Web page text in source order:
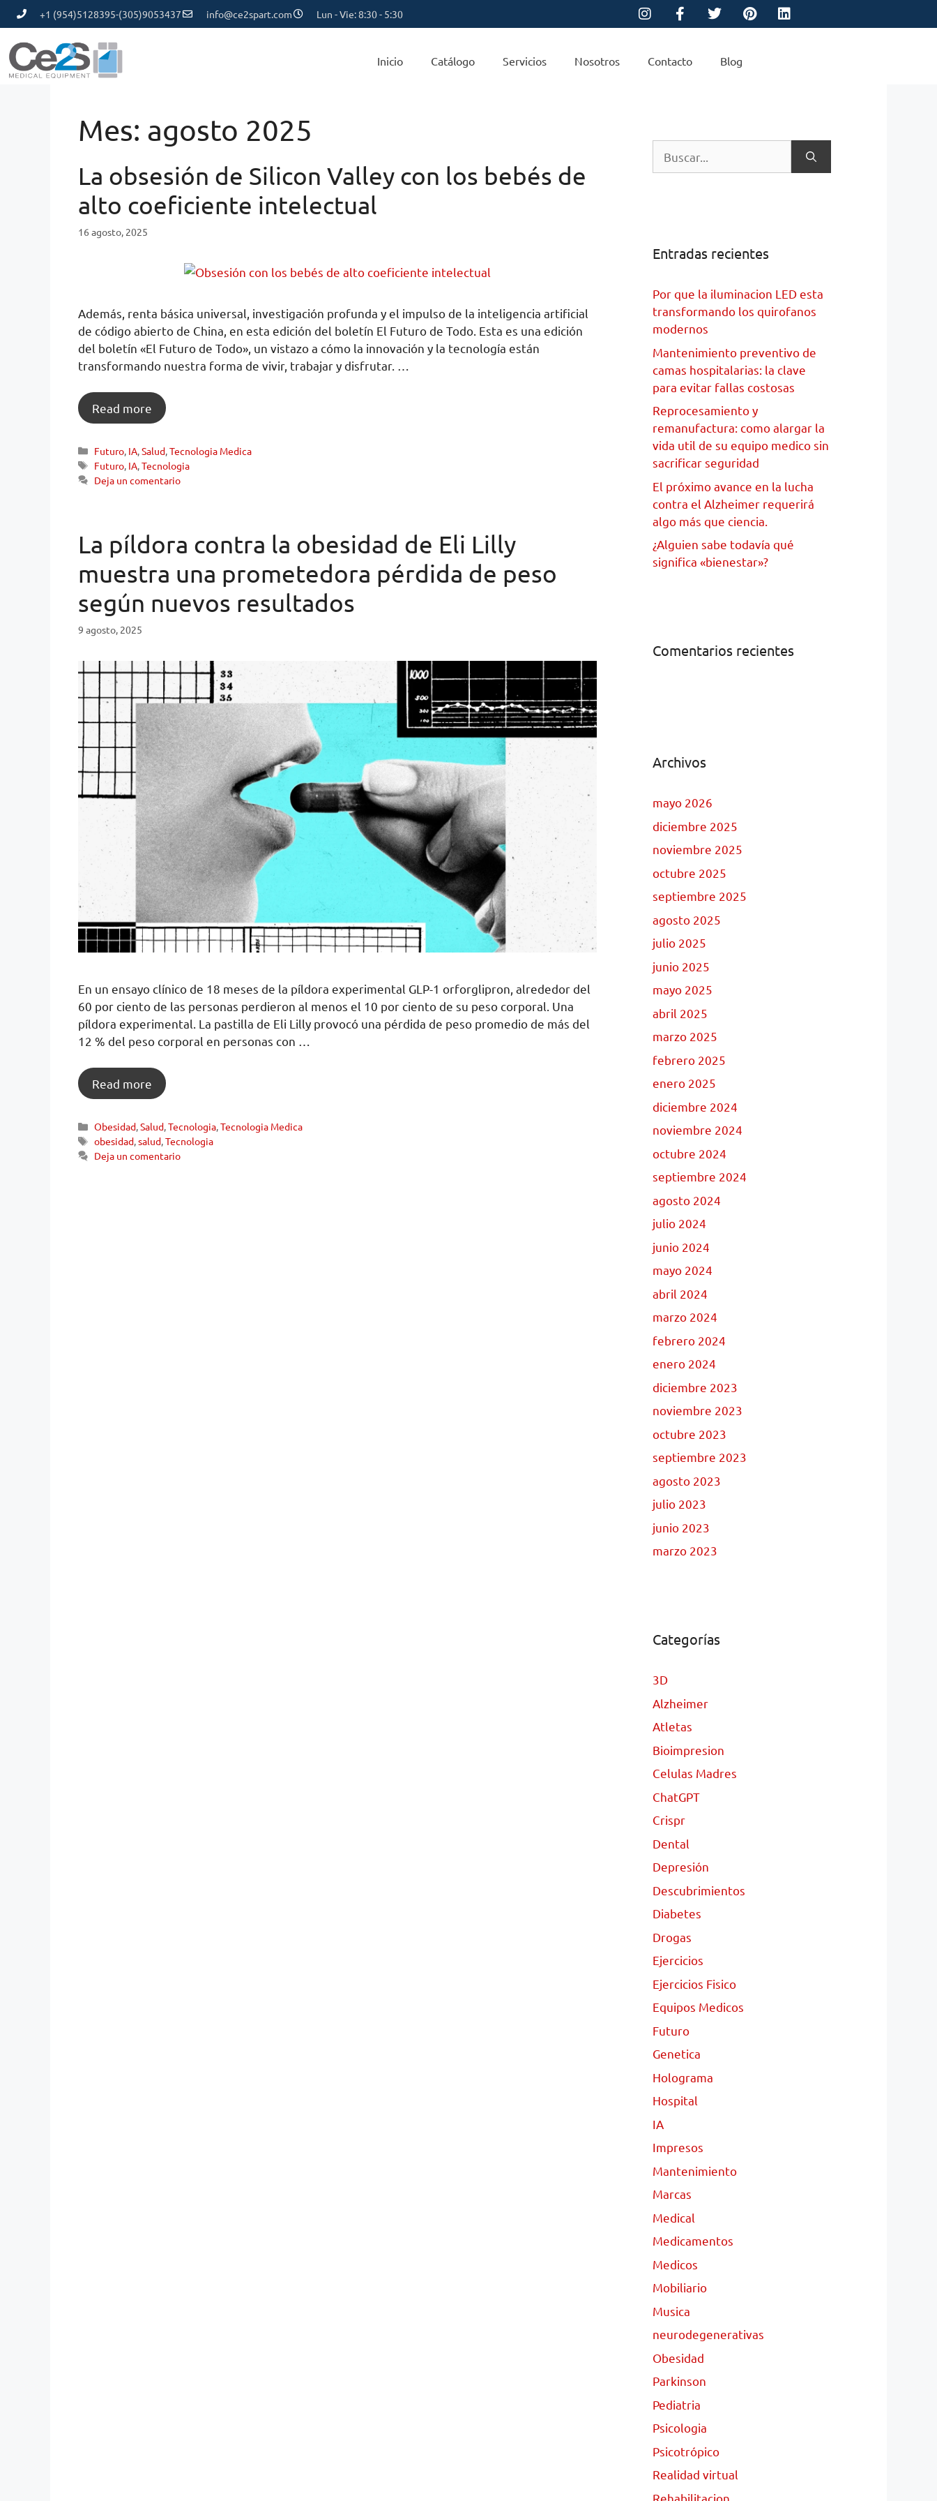
+1 (954)5128395-(305)9053437 info@ce2spart.com Lun - Vie: 8:30 - 5:30
Inicio Catálogo Servicios Nosotros Contacto Blog
Mes: agosto 2025
La obsesión de Silicon Valley con los bebés de
alto coeficiente intelectual
16 agosto, 2025
Además, renta básica universal, investigación profunda y el impulso de la inteligencia artificial
de código abierto de China, en esta edición del boletín El Futuro de Todo. Esta es una edición
del boletín «El Futuro de Todo», un vistazo a cómo la innovación y la tecnología están
transformando nuestra forma de vivir, trabajar y disfrutar. …
Read more
Futuro, IA,Salud,Tecnologia Medica
Futuro, IA,Tecnologia
Deja un comentario
La píldora contra la obesidad de Eli Lilly
muestra una prometedora pérdida de peso
según nuevos resultados
9 agosto, 2025
En un ensayo clínico de 18 meses de la píldora experimental GLP-1 orforglipron, alrededor del
60 por ciento de las personas perdieron al menos el 10 por ciento de su peso corporal. Una
píldora experimental. La pastilla de Eli Lilly provocó una pérdida de peso promedio de más del
12 % del peso corporal en personas con …
Read more
Obesidad,Salud,Tecnologia,Tecnologia Medica
obesidad,salud,Tecnologia
Deja un comentario
Entradas recientes
Por que la iluminacion LED esta
transformando los quirofanos
modernos
Mantenimiento preventivo de
camas hospitalarias: la clave
para evitar fallas costosas
Reprocesamiento y
remanufactura: como alargar la
vida util de su equipo medico sin
sacrificar seguridad
El próximo avance en la lucha
contra el Alzheimer requerirá
algo más que ciencia.
¿Alguien sabe todavía qué
significa «bienestar»?
Comentarios recientes
Archivos
mayo 2026
diciembre 2025
noviembre 2025
octubre 2025
septiembre 2025
agosto 2025
julio 2025
junio 2025
mayo 2025
abril 2025
marzo 2025
febrero 2025
enero 2025
diciembre 2024
noviembre 2024
octubre 2024
septiembre 2024
agosto 2024
julio 2024
junio 2024
mayo 2024
abril 2024
marzo 2024
febrero 2024
enero 2024
diciembre 2023
noviembre 2023
octubre 2023
septiembre 2023
agosto 2023
julio 2023
junio 2023
marzo 2023
Categorías
3D
Alzheimer
Atletas
Bioimpresion
Celulas Madres
ChatGPT
Crispr
Dental
Depresión
Descubrimientos
Diabetes
Drogas
Ejercicios
Ejercicios Fisico
Equipos Medicos
Futuro
Genetica
Holograma
Hospital
IA
Impresos
Mantenimiento
Marcas
Medical
Medicamentos
Medicos
Mobiliario
Musica
neurodegenerativas
Obesidad
Parkinson
Pediatria
Psicologia
Psicotrópico
Realidad virtual
Rehabilitacion